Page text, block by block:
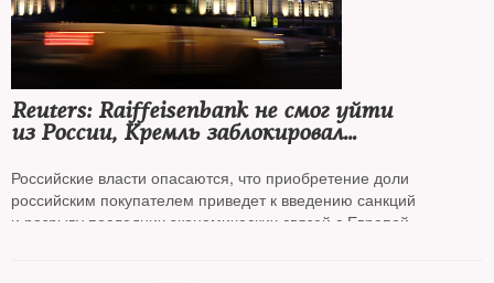
Reuters: Raiffeisenbank не смог уйти
из России, Кремль заблокировал
Российские власти опасаются, что приобретение доли
российским покупателем приведет к введению санкций
и разрыву последних экономических связей с Европой